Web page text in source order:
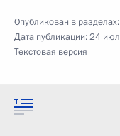
Опубликован в разделах:
Дата публикации:24
Текстовая версия